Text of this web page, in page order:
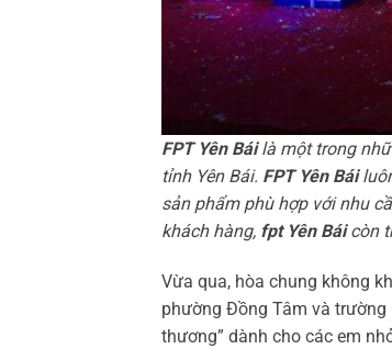
FPT Yên Báilà một trong
tỉnh Yên Bái. FPT Yên Bái
sản phẩm phù hợp với nhu
khách hàng, fpt Yên Báicòn
Vừa qua, hòa chung không
phường Đồng Tâm và
thương” dành cho các em